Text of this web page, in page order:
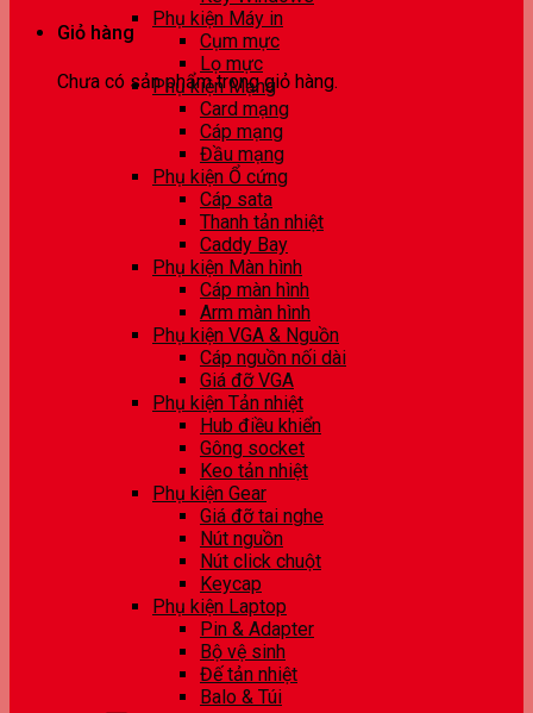
Giỏ hàng
Chưa có sản phẩm trong giỏ hàng.
Phụ kiện Máy in
Cụm mực
Lọ mực
Phụ kiện Mạng
Card mạng
Cáp mạng
Đầu mạng
Phụ kiện Ổ cứng
Cáp sata
Thanh tản nhiệt
Caddy Bay
Phụ kiện Màn hình
Cáp màn hình
Arm màn hình
Phụ kiện VGA & Nguồn
Cáp nguồn nối dài
Giá đỡ VGA
Phụ kiện Tản nhiệt
Hub điều khiển
Gông socket
Keo tản nhiệt
Phụ kiện Gear
Giá đỡ tai nghe
Nút nguồn
Nút click chuột
Keycap
Phụ kiện Laptop
Pin & Adapter
Bộ vệ sinh
Đế tản nhiệt
Balo & Túi